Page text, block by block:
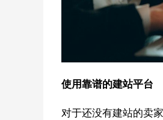
使用靠谱的建站平台
对于还没有建站的卖